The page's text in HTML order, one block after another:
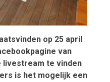
op 25 april
van
livestream te vinden
is het mogelijk een